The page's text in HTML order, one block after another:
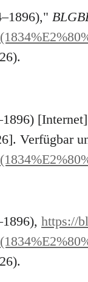
Verfügbar
https://